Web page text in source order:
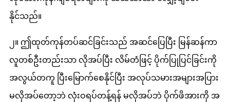
နိုင်သည်။
၂။ ဤထုတ်ကုန်တပ်ဆင်ခြင်းသည် အဆင်ပြေပြီး မြန်ဆန်ကာ
လူတစ်ဦးတည်းသာ လိုအပ်ပြီး လိမ်တံဖြင့် ပိုက်ပြုပြင်ခြင်းကို
အလွယ်တကူ ပြီးမြောက်စေနိုင်ပြီး အလုပ်သမားအများအပြား
မလိုအပ်တော့ဘဲ လုံးဝရပ်တန့်ရန် မလိုအပ်ဘဲ ပိုက်ဖိအားကို အ